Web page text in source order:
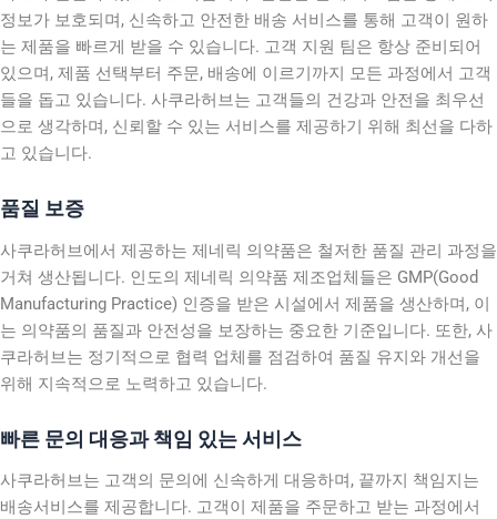
정보가 보호되며, 신속하고 안전한 배송 서비스를 통해 고객이 원하
는 제품을 빠르게 받을 수 있습니다. 고객 지원 팀은 항상 준비되어
있으며, 제품 선택부터 주문, 배송에 이르기까지 모든 과정에서 고객
들을 돕고 있습니다. 사쿠라허브는 고객들의 건강과 안전을 최우선
으로 생각하며, 신뢰할 수 있는 서비스를 제공하기 위해 최선을 다하
고 있습니다.
품질 보증
사쿠라허브에서 제공하는 제네릭 의약품은 철저한 품질 관리 과정을
거쳐 생산됩니다. 인도의 제네릭 의약품 제조업체들은 GMP(Good
Manufacturing Practice) 인증을 받은 시설에서 제품을 생산하며, 이
는 의약품의 품질과 안전성을 보장하는 중요한 기준입니다. 또한, 사
쿠라허브는 정기적으로 협력 업체를 점검하여 품질 유지와 개선을
위해 지속적으로 노력하고 있습니다.
빠른 문의 대응과 책임 있는 서비스
사쿠라허브는 고객의 문의에 신속하게 대응하며, 끝까지 책임지는
배송서비스를 제공합니다. 고객이 제품을 주문하고 받는 과정에서